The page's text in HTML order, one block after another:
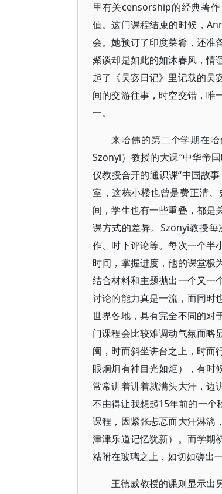
里有关censorship的经典著
值。这门课程结束的时候，
会。她预订了印度菜肴，还准
聚谈却是如此的如沐春风，情
起了《吴宓日记》里记载的吴
间的交游往事，时空交错，唯
一。
来哈佛的第二个学期在
Szonyi）教授的大课“中华帝
仪教授合开的通识课“中国故
室，这栋小楼也曾是费正清
间，学生也有一些重叠，都是
课方式的差异。Szonyi教授
作、时下评论等。每次一个半
时间，掌握进度，他的课堂极
结合材料和主题抛出一个又一
讨论的能力真是一流，而同时
世界各地，具有完全不同的对
门课程会比较难调动气氛而略
阖，时而斜坐讲台之上，时而
眼炯炯有神目光如炬），有时
常常讲着讲着就满头大汗，边
不由得让我想起15年前的一个
课程，因紧张忐忑而大汗淋漓
津津乐道记忆犹新）。而学期
粘附在玻璃之上，如切如磋出
王德威教授的课则显示出